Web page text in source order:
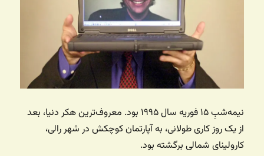
نیمه‌شبِ ۱۵ فوریه سال ۱۹۹۵ بود. معروف‌ترین هکر دنیا، بعد
از یک روز کاری طولانی، به آپارتمان کوچکش در شهر رالی،
کارولینای شمالی برگشته بود.